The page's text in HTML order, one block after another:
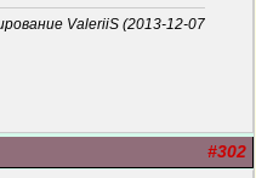
ValeriiS (2013-12-07
#302